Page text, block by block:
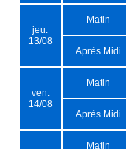
jeu.
13/08
Matin
Après Midi
ven.
14/08
Matin
Après Midi
Matin